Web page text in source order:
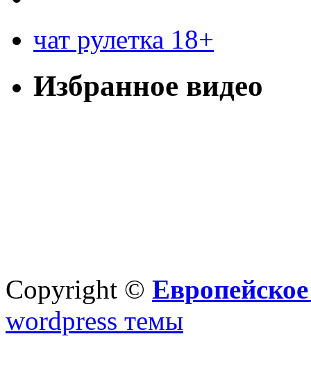
чат рулетка 18+
Избранное видео
Copyright ©
wordpress темы